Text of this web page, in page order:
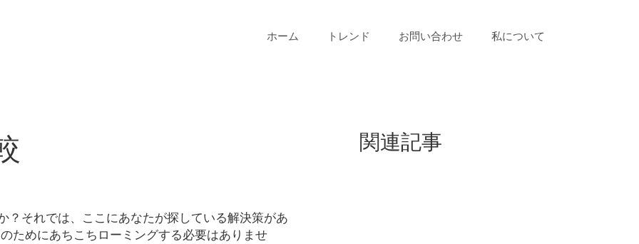
ホーム トレンド お問い合わせ 私について
？それでは、ここにあなたが探している解決策があ
ためにあちこちローミングする必要はありませ
関連記事